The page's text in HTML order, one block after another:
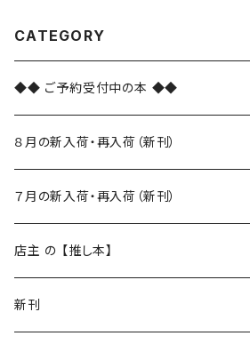
CATEGORY
◆◆ ご予約受付中の本 ◆◆
８月の新入荷・再入荷（新刊）
新入荷
再入荷
７月の新入荷・再入荷（新刊）
新入荷
再入荷
店主 の 【推し本】
新刊